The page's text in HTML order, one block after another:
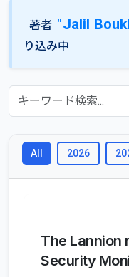
著者 "Jalil
り込み中
All 2026
The Lannion
Security